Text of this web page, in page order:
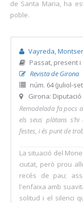
de Santa Maria, ha
poble.
Vayreda,
Passat, present
Revista de Girona
núm. 64 (juliol-
Girona:
Remodelada fa pocs
els seus plàtans
festes, i és punt de
La situació del
ciutat, però prou
recés de pau;
l'enfaixa amb
solitud i el silenci